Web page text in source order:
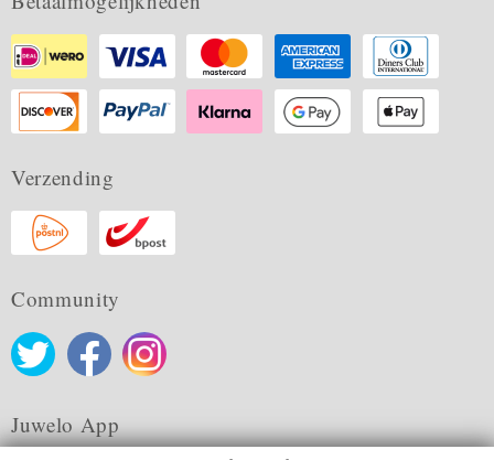
Verzending
Community
Juwelo App